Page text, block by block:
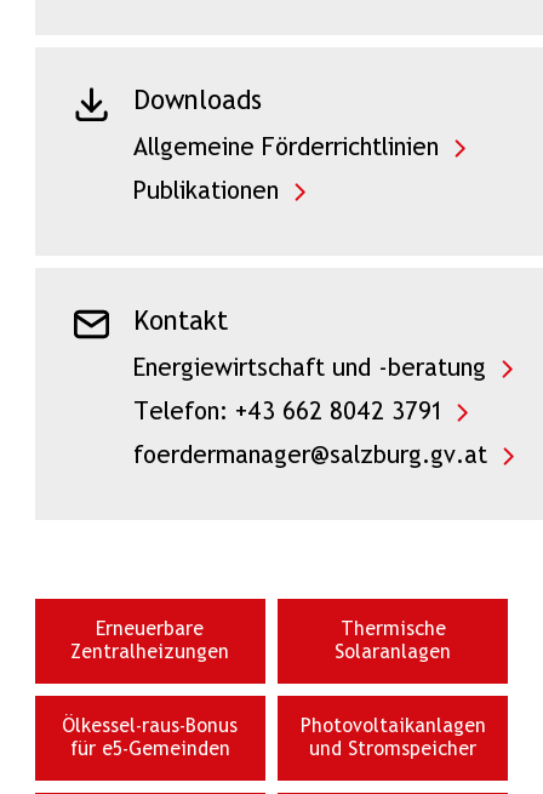
Downloads
Allgemeine Förderrichtlinien
Publikationen
Kontakt
Energiewirtschaft und -beratung
Telefon: +43 662 8042 3791
foerdermanager@salzburg.gv.at
Erneuerbare
Zentralheizungen
Thermische
Solaranlagen
Ölkessel-raus-Bonus
für e5-Gemeinden
Photovoltaikanlagen
und Stromspeicher